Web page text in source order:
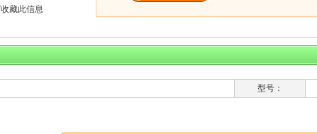
收藏此信息
型号：